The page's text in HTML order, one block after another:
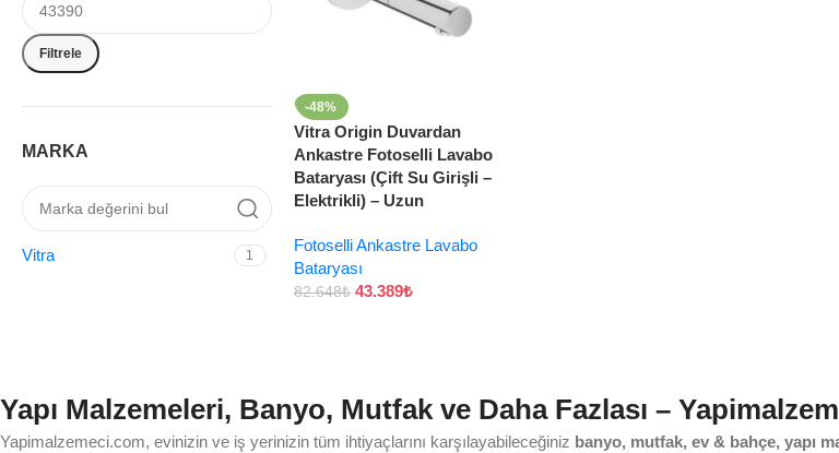
Filtrele
MARKA
Vitra 1
-48%
Vitra Origin Duvardan
Ankastre Fotoselli Lavabo
Bataryası (Çift Su Girişli –
Elektrikli) – Uzun
Fotoselli Ankastre Lavabo
Bataryası
82.648₺ 43.389₺
Yapı Malzemeleri, Banyo, Mutfak ve Daha Fazlası –
Yapimalzemeci.com, evinizin ve iş yerinizin tüm ihtiyaçlarını karşılayabileceğiniz banyo, mutfak, ev & bahçe, yapı